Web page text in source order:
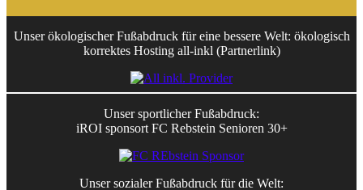
Unser ökologischer Fußabdruck für eine bessere Welt: ökologisch
korrektes Hosting all-inkl (Partnerlink)
Unser sportlicher Fußabdruck:
iROI sponsort FC Rebstein Senioren 30+
Unser sozialer Fußabdruck für die Welt: